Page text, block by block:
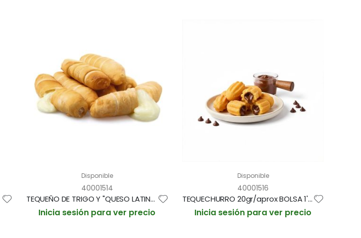
Disponible
40001514
TEQUEÑO DE TRIGO Y "QUESO LATINO" 37gr aprox BOLSA 1'5kg / 40und aprox (CAJA 2 BOLSAS)
Inicia sesión para ver precio
Disponible
40001516
TEQUECHURRO 20gr/aprox BOLSA 1'5kg / 80und aprox (CAJA 2 BOLSAS)
Inicia sesión para ver precio